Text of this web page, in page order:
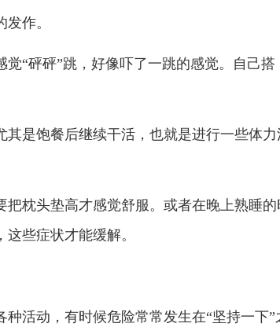
作。
“砰砰”跳，好像吓了一跳的感觉。自己搭
是饱餐后继续干活，也就是进行一些体力
枕头垫高才感觉舒服。或者在晚上熟睡的
些症状才能缓解。
活动，有时候危险常常发生在“坚持一下”